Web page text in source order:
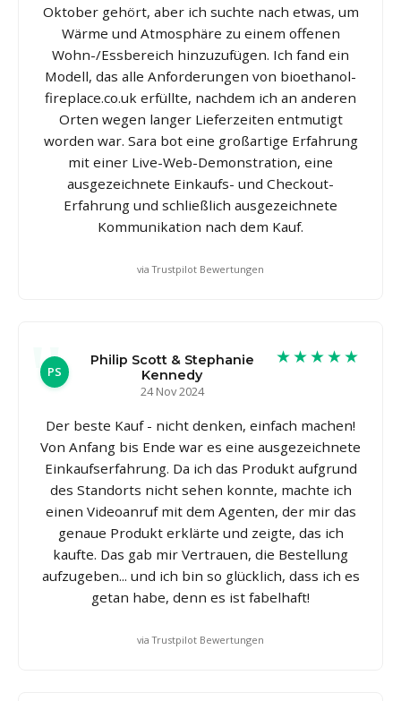
Oktober gehört, aber ich suchte nach etwas, um
Wärme und Atmosphäre zu einem offenen
Wohn-/Essbereich hinzuzufügen. Ich fand ein
Modell, das alle Anforderungen von bioethanol-
fireplace.co.uk erfüllte, nachdem ich an anderen
Orten wegen langer Lieferzeiten entmutigt
worden war. Sara bot eine großartige Erfahrung
mit einer Live-Web-Demonstration, eine
ausgezeichnete Einkaufs- und Checkout-
Erfahrung und schließlich ausgezeichnete
Kommunikation nach dem Kauf.
via Trustpilot Bewertungen
PS
Philip Scott & Stephanie
Kennedy
24 Nov 2024
★★★★★
Der beste Kauf - nicht denken, einfach machen!
Von Anfang bis Ende war es eine ausgezeichnete
Einkaufserfahrung. Da ich das Produkt aufgrund
des Standorts nicht sehen konnte, machte ich
einen Videoanruf mit dem Agenten, der mir das
genaue Produkt erklärte und zeigte, das ich
kaufte. Das gab mir Vertrauen, die Bestellung
aufzugeben... und ich bin so glücklich, dass ich es
getan habe, denn es ist fabelhaft!
via Trustpilot Bewertungen